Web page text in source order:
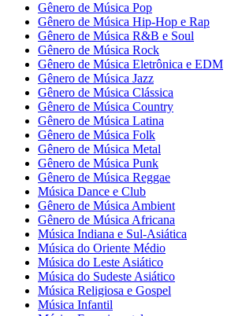
Gênero de Música Pop
Gênero de Música Hip-Hop e Rap
Gênero de Música R&B e Soul
Gênero de Música Rock
Gênero de Música Eletrônica e EDM
Gênero de Música Jazz
Gênero de Música Clássica
Gênero de Música Country
Gênero de Música Latina
Gênero de Música Folk
Gênero de Música Metal
Gênero de Música Punk
Gênero de Música Reggae
Música Dance e Club
Gênero de Música Ambient
Gênero de Música Africana
Música Indiana e Sul-Asiática
Música do Oriente Médio
Música do Leste Asiático
Música do Sudeste Asiático
Música Religiosa e Gospel
Música Infantil